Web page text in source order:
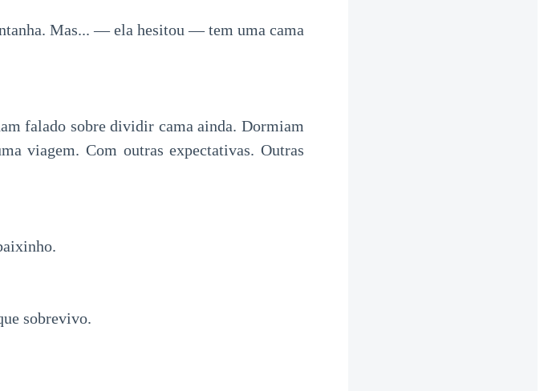
Mas... — ela hesitou — tem uma cama
falado sobre dividir cama ainda. Dormiam
viagem. Com outras expectativas. Outras
sobrevivo.